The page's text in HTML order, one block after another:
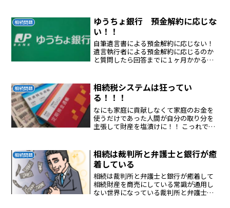
相続問題
ゆうちょ銀行 預金解約に応じな
い！！
自筆遺言書による預金解約に応じない！
遺言執行者による預金解約に応じるのか
と質問したら回答までに１ヶ月かかると
としか考えられない！！法律違反！！！
相続問題
相続税システムは狂ってい
る！！！
なにも家庭に貢献しなくて家庭のお金を
使うだけであった人間が自分の取り分を
主張して財産を塩漬けに！！ こっれで利
る日本は先進国ではない。 民主主義国で
もない後進国である...
相続問題
相続は裁判所と弁護士と銀行が癒
着している
相続は裁判所と弁護士と銀行が癒着して
相続財産を商売にしている常識が通用し
ない世界になっている裁判所と弁護士と